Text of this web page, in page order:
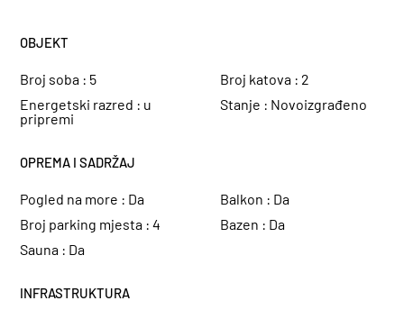
OBJEKT
Broj soba : 5 Broj katova : 2
Energetski razred : u
pripremi
Stanje : Novoizgrađeno
OPREMA I SADRŽAJ
Pogled na more : Da Balkon : Da
Broj parking mjesta :4 Bazen : Da
Sauna : Da
INFRASTRUKTURA